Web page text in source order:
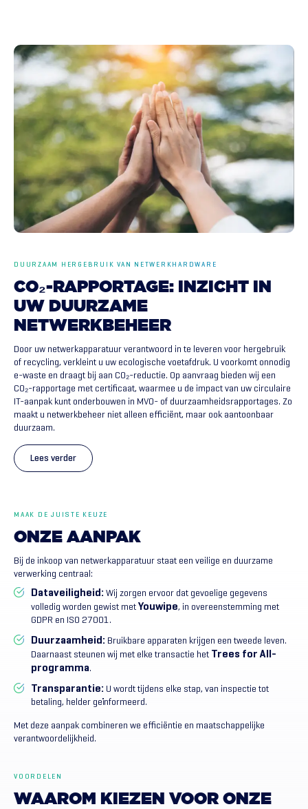
DUURZAAM HERGEBRUIK VAN NETWERKHARDWARE
CO₂-RAPPORTAGE: INZICHT
IN
UW DUURZAME
NETWERKBEHEER
Door uw netwerkapparatuur verantwoord in te leveren voor hergebruik
of recycling, verkleint u uw ecologische voetafdruk. U voorkomt onnodig
e-waste en draagt bij aan CO₂-reductie. Op aanvraag bieden wij een
CO₂-rapportage met certificaat, waarmee u de impact van uw circulaire
IT-aanpak kunt onderbouwen in MVO- of duurzaamheidsrapportages. Zo
maakt u netwerkbeheer niet alleen efficiënt, maar ook aantoonbaar
duurzaam.
Lees verder
MAAK DE JUISTE KEUZE
ONZE AANPAK
Bij de inkoop van netwerkapparatuur staat een veilige en duurzame
verwerking centraal:
Dataveiligheid: Wij zorgen ervoor dat gevoelige gegevens
volledig worden gewist metYouwipe, in overeenstemming met
GDPR en ISO 27001.
Duurzaamheid: Bruikbare apparaten krijgen een tweede leven.
Daarnaast steunen wij met elke transactie het Trees for All-
programma.
Transparantie: U wordt tijdens elke stap, van inspectie tot
betaling, helder geïnformeerd.
Met deze aanpak combineren we efficiëntie en maatschappelijke
verantwoordelijkheid.
VOORDELEN
WAAROM KIEZEN VOOR ONZE